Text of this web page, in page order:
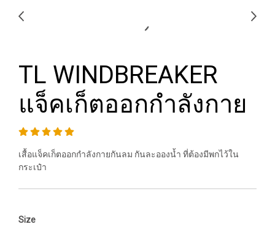
TL WINDBREAKER
แจ็คเก็ตออกกำลังกาย
เสื้อแจ็คเก็ตออกกำลังกายกันลม กันละอองน้ำ ที่ต้องมีพกไว้ใน
กระเป๋า
Size